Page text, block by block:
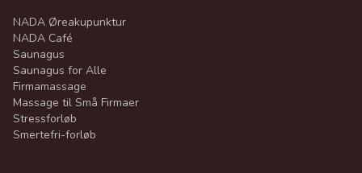
NADA Øreakupunktur
NADA Café
Saunagus
Saunagus for Alle
Firmamassage
Massage til Små Firmaer
Stressforløb
Smertefri-forløb